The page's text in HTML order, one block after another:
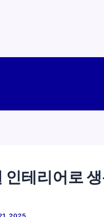
인테리어로